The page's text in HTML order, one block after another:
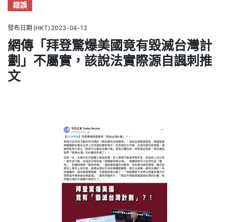
錯誤
發布日期 (HKT) 2023-04-13
網傳「拜登驚爆美國竟有毀滅台灣計
劃」不屬實，該說法實際源自諷刺推
文